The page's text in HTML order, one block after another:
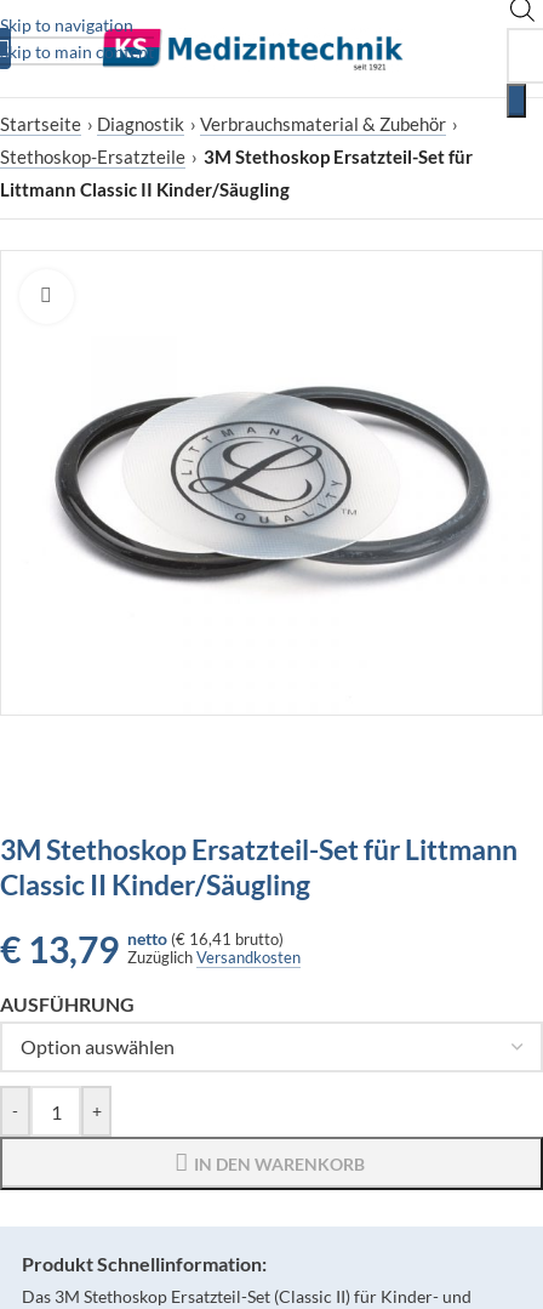
Skip to navigation
Skip to main content
Startseite › Diagnostik › Verbrauchsmaterial & Zubehör ›
Stethoskop-Ersatzteile › 3M Stethoskop Ersatzteil-Set für
Littmann Classic II Kinder/Säugling
3M Stethoskop Ersatzteil-Set für Littmann
Classic II Kinder/Säugling
€ 13,79 netto (€ 16,41 brutto)
ZuzüglichVersandkosten
AUSFÜHRUNG
- +
IN DEN WARENKORB
Produkt Schnellinformation:
Das 3M Stethoskop Ersatzteil-Set (Classic II) für Kinder- und